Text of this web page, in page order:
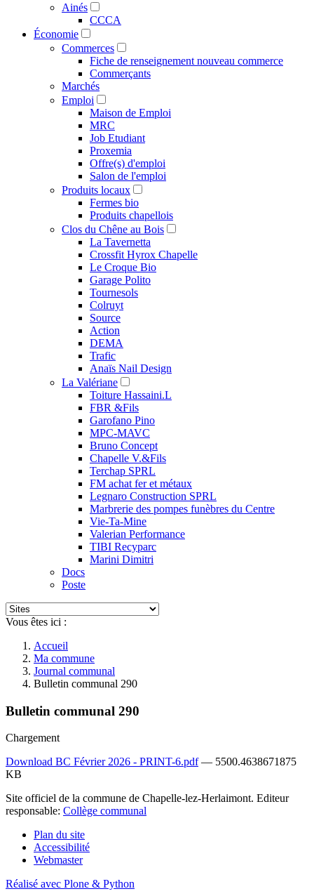
Ainés
CCCA
Économie
Commerces
Fiche de renseignement nouveau commerce
Commerçants
Marchés
Emploi
Maison de Emploi
MRC
Job Etudiant
Proxemia
Offre(s) d'emploi
Salon de l'emploi
Produits locaux
Fermes bio
Produits chapellois
Clos du Chêne au Bois
La Tavernetta
Crossfit Hyrox Chapelle
Le Croque Bio
Garage Polito
Tournesols
Colruyt
Source
Action
DEMA
Trafic
Anaïs Nail Design
La Valériane
Toiture Hassaini.L
FBR &Fils
Garofano Pino
MPC-MAVC
Bruno Concept
Chapelle V.&Fils
Terchap SPRL
FM achat fer et métaux
Legnaro Construction SPRL
Marbrerie des pompes funèbres du Centre
Vie-Ta-Mine
Valerian Performance
TIBI Recyparc
Marini Dimitri
Docs
Poste
Vous êtes ici :
Accueil
Ma commune
Journal communal
Bulletin communal 290
Bulletin communal 290
Chargement
Download BC Février 2026 - PRINT-6.pdf — 5500.4638671875
KB
Site officiel de la commune de Chapelle-lez-Herlaimont. Editeur
responsable: Collège communal
Plan du site
Accessibilité
Webmaster
Réalisé avec Plone & Python